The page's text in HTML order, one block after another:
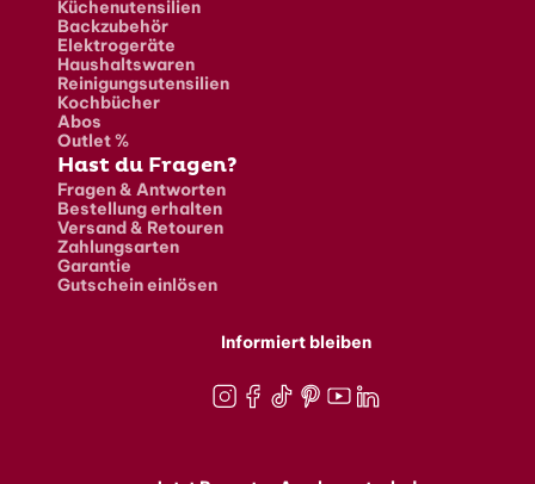
Küchenutensilien
Backzubehör
Elektrogeräte
Haushaltswaren
Reinigungsutensilien
Kochbücher
Abos
Outlet %
Hast du Fragen?
Fragen & Antworten
Bestellung erhalten
Versand & Retouren
Zahlungsarten
Garantie
Gutschein einlösen
Informiert bleiben